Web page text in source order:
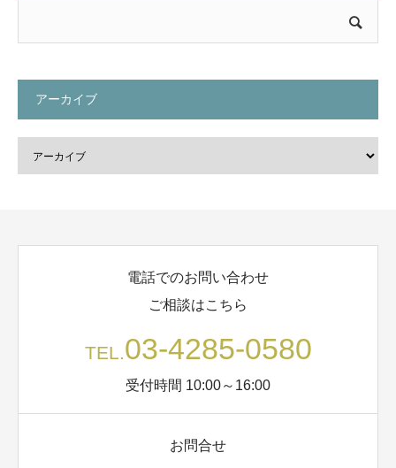
アーカイブ
電話でのお問い合わせ
ご相談はこちら
TEL.03-4285-0580
受付時間 10:00～16:00
お問合せ